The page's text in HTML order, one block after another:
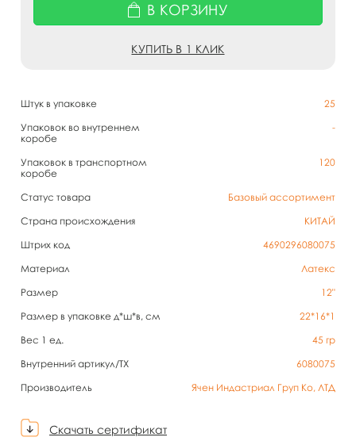
Штук в упаковке
25
Упаковок во внутреннем
коробе
-
Упаковок в транспортном
коробе
120
Статус товара
Базовый ассортимент
Страна происхождения
КИТАЙ
Штрих код
4690296080075
Материал
Латекс
Размер
12"
Размер в упаковке д*ш*в, см
22*16*1
Вес 1 ед.
45 гр
Внутренний артикул/TX
6080075
Производитель
Ячен Индастриал Груп Ко, ЛТД
Скачать сертификат
В КОРЗИНУ
КУПИТЬ В 1 КЛИК